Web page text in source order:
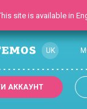
UK
RU
АККАУНТ
site is available in